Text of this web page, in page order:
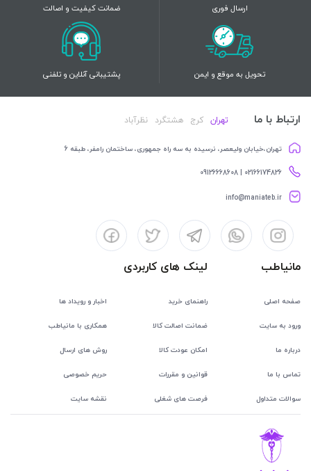
ارسال فوری ضمانت کیفیت و اصالت
تحویل به موقع و ایمن پشتیبانی آنلاین و تلفنی
ارتباط با ما تهران کرج هشتگرد نظرآباد
تهران،خیابان ولیعصر، نرسیده به سه راه جمهوری، ساختمان رامفر، طبقه 6
02166174826 | 09126668608
info@maniateb.ir
مانیاطب
صفحه اصلی
ورود به سایت
درباره ما
تماس با ما
سوالات متداول
لینک های کاربردی
راهنمای خرید اخبار و رویداد ها
ضمانت اصالت کالا همکاری با مانیاطب
امکان عودت کالا روش های ارسال
قوانین و مقررات حریم خصوصی
فرصت های شغلی نقشه سایت